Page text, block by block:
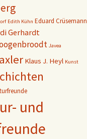
Edith Kühn Eduard Crüsemann
Gerhardt
Javea
Klaus J. Heyl Kunst
und